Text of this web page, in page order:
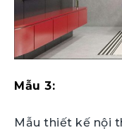
Mẫu 3:
Mẫu thiết kế nội